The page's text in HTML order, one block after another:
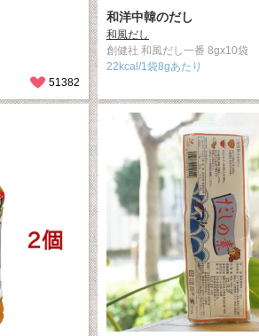
51382
和洋中韓のだし
和風だし
創健社 和風だし一番 8gx10袋
22kcal/1袋8gあたり